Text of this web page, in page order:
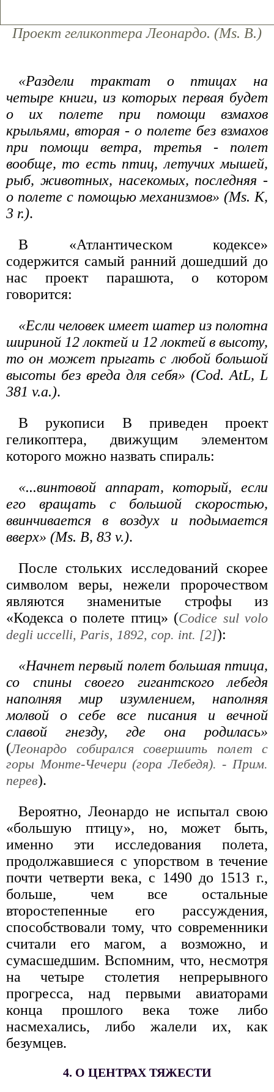
Проект геликоптера Леонардо. (Ms. В.)
«Раздели трактат о птицах на
четыре книги, из которых первая будет
о их полете при помощи взмахов
крыльями, вторая - о полете без взмахов
при помощи ветра, третья - полет
вообще, то есть птиц, летучих мышей,
рыб, животных, насекомых, последняя -
о полете с помощью механизмов» (Ms. К,
3 r.).
В «Атлантическом кодексе»
содержится самый ранний дошедший до
нас проект парашюта, о котором
говорится:
«Если человек имеет шатер из полотна
шириной 12 локтей и 12 локтей в высоту,
то он может прыгать с любой большой
высоты без вреда для себя» (Cod. AtL, L
381 v.a.).
В рукописи В приведен проект
геликоптера, движущим элементом
которого можно назвать спираль:
«...винтовой аппарат, который, если
его вращать с большой скоростью,
ввинчивается в воздух и подымается
вверх» (Ms. В, 83 v.).
После стольких исследований скорее
символом веры, нежели пророчеством
являются знаменитые строфы из
«Кодекса о полете птиц» (Codice sul volo
degli uccelli, Paris, 1892, cop. int. [2]):
«Начнет первый полет большая птица,
со спины своего гигантского лебедя
наполняя мир изумлением, наполняя
молвой о себе все писания и вечной
славой гнезду, где она родилась»
(Леонардо собирался совершить полет с
горы Монте-Чечери (гора Лебедя). - Прим.
перев).
Вероятно, Леонардо не испытал свою
«большую птицу», но, может быть,
именно эти исследования полета,
продолжавшиеся с упорством в течение
почти четверти века, с 1490 до 1513 г.,
больше, чем все остальные
второстепенные его рассуждения,
способствовали тому, что современники
считали его магом, а возможно, и
сумасшедшим. Вспомним, что, несмотря
на четыре столетия непрерывного
прогресса, над первыми авиаторами
конца прошлого века тоже либо
насмехались, либо жалели их, как
безумцев.
4. О ЦЕНТРАХ ТЯЖЕСТИ